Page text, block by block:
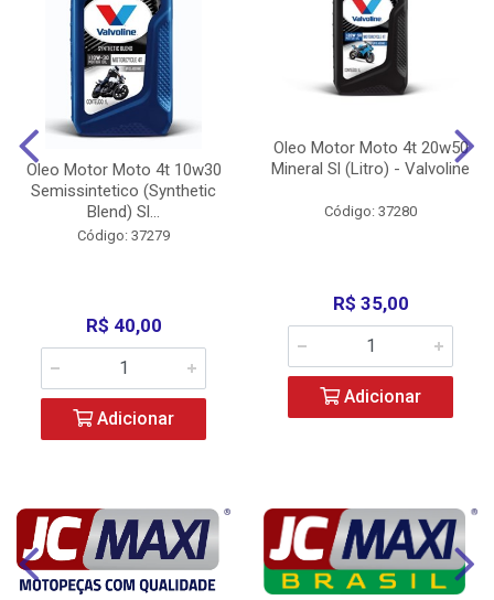
Oleo Motor Moto 4t 10w30
Semissintetico (Synthetic
Blend) Sl...
Código: 37279
R$ 40,00
Adicionar
Oleo Motor Moto 4t 20w50
Mineral Sl (Litro) - Valvoline
Código: 37280
R$ 35,00
Adicionar